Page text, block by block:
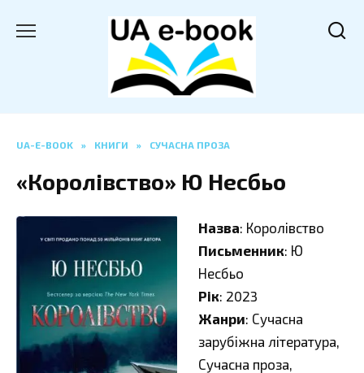
UA-E-BOOK » КНИГИ » СУЧАСНА ПРОЗА
«Королівство» Ю Несбьо
Назва: Королівство
Письменник: Ю
Несбьо
Рік: 2023
Жанри: Сучасна
зарубіжна література,
Сучасна проза,